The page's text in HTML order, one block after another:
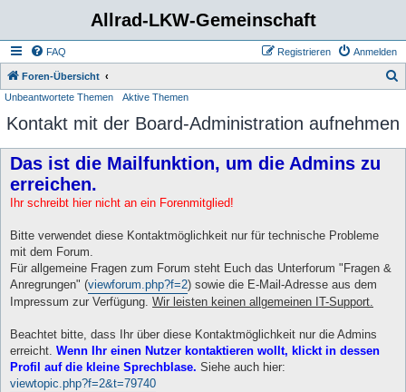
Allrad-LKW-Gemeinschaft
FAQ Anmelden
Registrieren
Foren-Übersicht
Unbeantwortete Themen Aktive Themen
Kontakt mit der Board-Administration aufnehmen
Das ist die Mailfunktion, um die Admins zu
erreichen.
Ihr schreibt hier nicht an ein Forenmitglied!
Bitte verwendet diese Kontaktmöglichkeit nur für technische Probleme
mit dem Forum.
Für allgemeine Fragen zum Forum steht Euch das Unterforum "Fragen &
Anregrungen" (viewforum.php?f=2) sowie die E-Mail-Adresse aus dem
Impressum zur Verfügung. Wir leisten keinen allgemeinen IT-Support.
Beachtet bitte, dass Ihr über diese Kontaktmöglichkeit nur die Admins
erreicht. Wenn Ihr einen Nutzer kontaktieren wollt, klickt in dessen
Profil auf die kleine Sprechblase. Siehe auch hier:
viewtopic.php?f=2&t=79740